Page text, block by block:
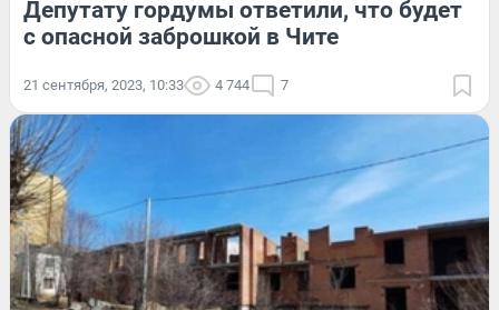
Депутату гордумы ответили, что будет
с опасной заброшкой в Чите
21 сентября, 2023, 10:33 4 744 7